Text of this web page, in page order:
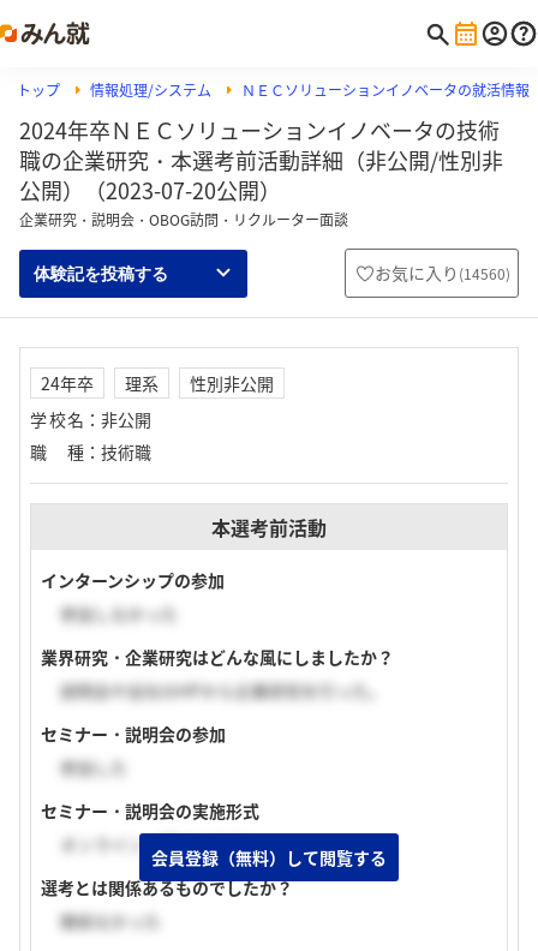
トップ 情報処理/システム ＮＥＣソリューションイノベータの就活情報
2024年卒ＮＥＣソリューションイノベータの技術
職の企業研究・本選考前活動詳細（非公開/性別非
公開）（2023-07-20公開）
企業研究・説明会・OBOG訪問・リクルーター面談
体験記を投稿する お気に入り (14560)
24年卒 理系
性別非公開
学校名 ： 非公開
職種 ： 技術職
本選考前活動
インターンシップの参加
参加しなかった
業界研究・企業研究はどんな風にしましたか？
説明会や会社のHPから企業研究を行った。
セミナー・説明会の参加
参加した
セミナー・説明会の実施形式
オンライン（顔出しあり）
選考とは関係あるものでしたか？
関係なかった
会員登録（無料）して閲覧する